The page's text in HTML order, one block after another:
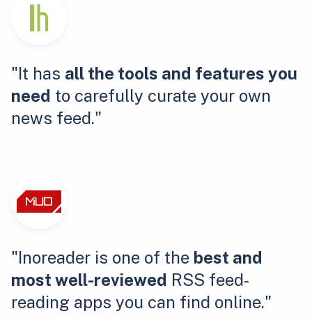
"It has all the tools and features you
need to carefully curate your own
news feed."
"Inoreader is one of the best and
most well-reviewed RSS feed-
reading apps you can find online."